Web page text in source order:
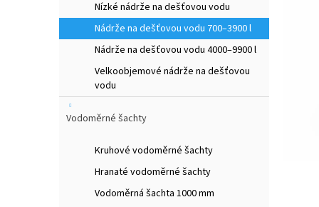
p
n
Nízké nádrže na dešťovou vodu
Nádrže na dešťovou vodu 700–3900 l
Nádrže na dešťovou vodu 4000–9900 l
Velkoobjemové nádrže na dešťovou
vodu
Vodoměrné šachty
Kruhové vodoměrné šachty
Hranaté vodoměrné šachty
Vodoměrná šachta 1000 mm